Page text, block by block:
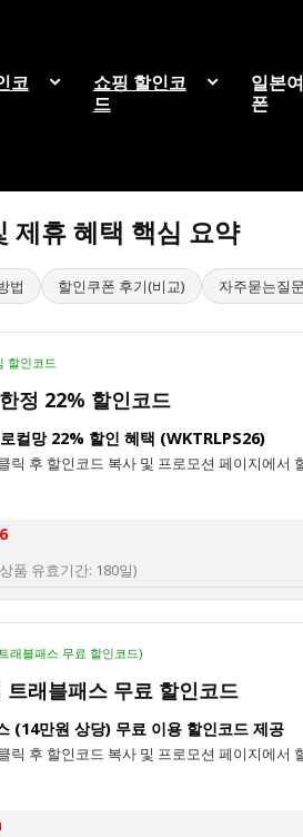
코
쇼핑 할인코
드
일본
폰
제휴 혜택 핵심 요약
법 할인쿠폰 후기(비교) 자주묻는질문
할인코드
정 22% 할인코드
컬망 22% 할인 혜택 (WKTRLPS26)
릭 후 할인코드 복사 및 프로모션 페이지에서
품 유효기간: 180일)
래블패스 무료 할인코드)
트래블패스 무료 할인코드
(14만원 상당) 무료 이용 할인코드 제공
릭 후 할인코드 복사 및 프로모션 페이지에서